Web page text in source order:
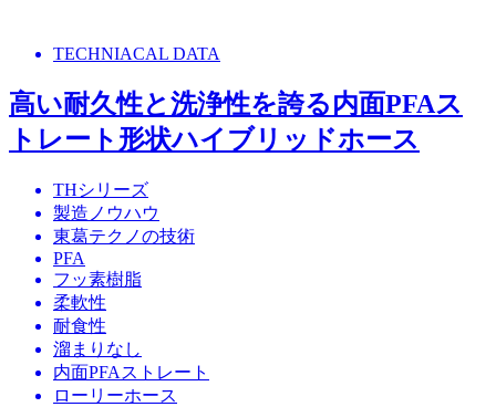
TECHNIACAL DATA
高い耐久性と洗浄性を誇る内面PFAス
トレート形状ハイブリッドホース
THシリーズ
製造ノウハウ
東葛テクノの技術
PFA
フッ素樹脂
柔軟性
耐食性
溜まりなし
内面PFAストレート
ローリーホース